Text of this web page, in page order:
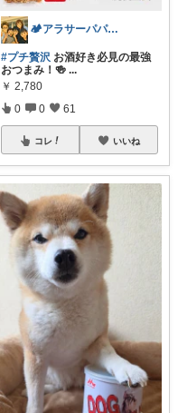
🏕️アラサーパパのリハビリ LIFE
#プチ贅沢 お酒好き必見の最強
おつまみ！🍻 ...
￥ 2,780
0 0 61
コレ いいね